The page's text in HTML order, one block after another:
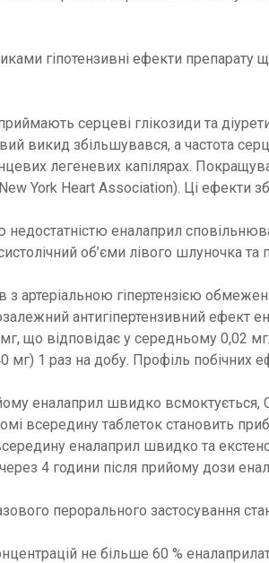
гіпотензивні ефекти
серцеві глікозиди та
викид збільшувався, а частота
легеневих капілярах.
York Heart Association). Ці ефекти
еналаприл
об’єми лівого шлуночка
з артеріальною гіпертензією
антигіпертензивний ефект
що відповідає у середньому 0,02
1 раз на добу. Профіль побічних
еналаприл швидко всмоктується,
всередину таблеток становить
еналаприл швидко та
4 години після прийому дози
перорального застосування
не більше 60 %